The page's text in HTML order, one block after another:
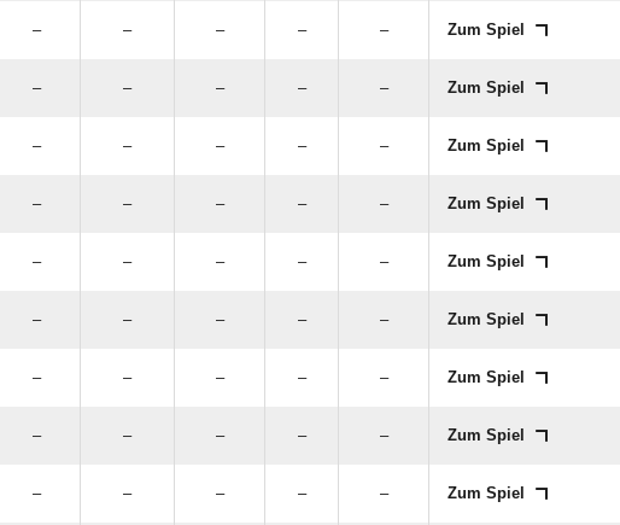
– – – – – Zum Spiel
– – – – – Zum Spiel
– – – – – Zum Spiel
– – – – – Zum Spiel
– – – – – Zum Spiel
– – – – – Zum Spiel
– – – – – Zum Spiel
– – – – – Zum Spiel
– – – – – Zum Spiel